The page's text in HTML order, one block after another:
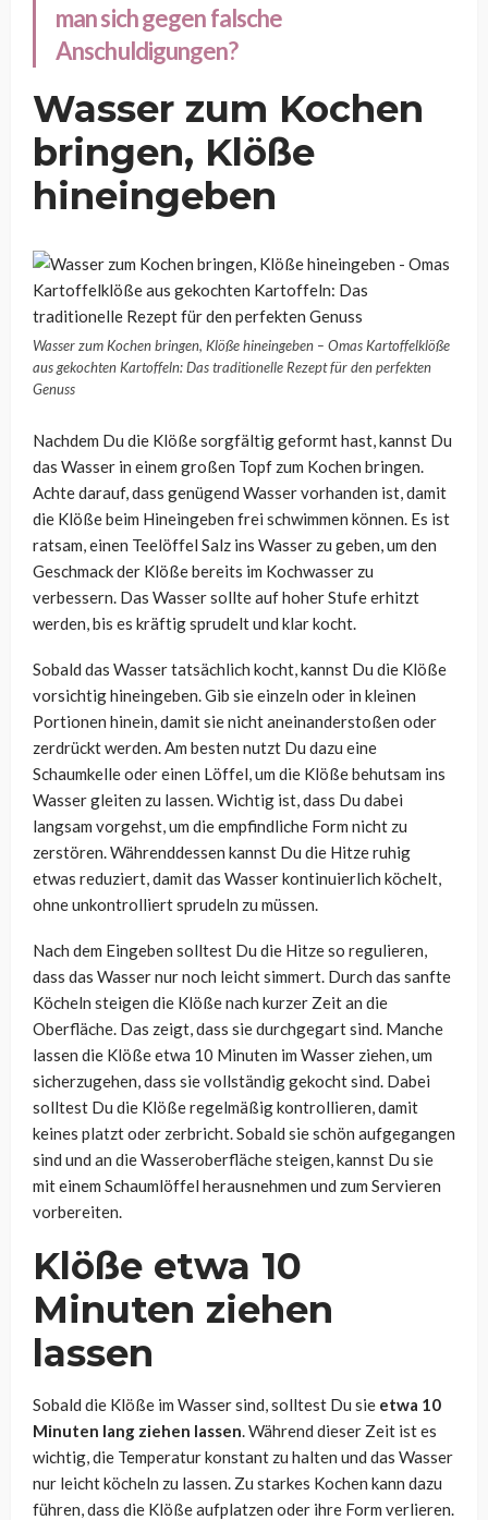
man sich gegen falsche
Anschuldigungen?
Wasser zum Kochen
bringen, Klöße
hineingeben
Wasser zum Kochen bringen, Klöße hineingeben – Omas Kartoffelklöße
aus gekochten Kartoffeln: Das traditionelle Rezept für den perfekten
Genuss
Nachdem Du die Klöße sorgfältig geformt hast, kannst Du
das Wasser in einem großen Topf zum Kochen bringen.
Achte darauf, dass genügend Wasser vorhanden ist, damit
die Klöße beim Hineingeben frei schwimmen können. Es ist
ratsam, einen Teelöffel Salz ins Wasser zu geben, um den
Geschmack der Klöße bereits im Kochwasser zu
verbessern. Das Wasser sollte auf hoher Stufe erhitzt
werden, bis es kräftig sprudelt und klar kocht.
Sobald das Wasser tatsächlich kocht, kannst Du die Klöße
vorsichtig hineingeben. Gib sie einzeln oder in kleinen
Portionen hinein, damit sie nicht aneinanderstoßen oder
zerdrückt werden. Am besten nutzt Du dazu eine
Schaumkelle oder einen Löffel, um die Klöße behutsam ins
Wasser gleiten zu lassen. Wichtig ist, dass Du dabei
langsam vorgehst, um die empfindliche Form nicht zu
zerstören. Währenddessen kannst Du die Hitze ruhig
etwas reduziert, damit das Wasser kontinuierlich köchelt,
ohne unkontrolliert sprudeln zu müssen.
Nach dem Eingeben solltest Du die Hitze so regulieren,
dass das Wasser nur noch leicht simmert. Durch das sanfte
Köcheln steigen die Klöße nach kurzer Zeit an die
Oberfläche. Das zeigt, dass sie durchgegart sind. Manche
lassen die Klöße etwa 10 Minuten im Wasser ziehen, um
sicherzugehen, dass sie vollständig gekocht sind. Dabei
solltest Du die Klöße regelmäßig kontrollieren, damit
keines platzt oder zerbricht. Sobald sie schön aufgegangen
sind und an die Wasseroberfläche steigen, kannst Du sie
mit einem Schaumlöffel herausnehmen und zum Servieren
vorbereiten.
Klöße etwa 10
Minuten ziehen
lassen
Sobald die Klöße im Wasser sind, solltest Du sie etwa 10
Minuten lang ziehen lassen. Während dieser Zeit ist es
wichtig, die Temperatur konstant zu halten und das Wasser
nur leicht köcheln zu lassen. Zu starkes Kochen kann dazu
führen, dass die Klöße aufplatzen oder ihre Form verlieren.